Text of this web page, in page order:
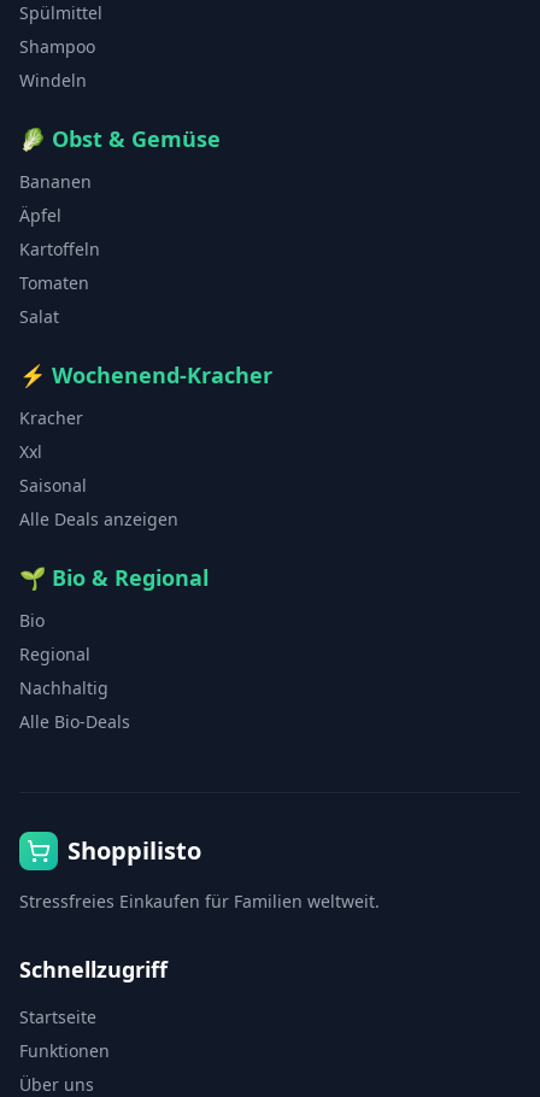
Spülmittel
Shampoo
Windeln
🥬 Obst & Gemüse
Bananen
Äpfel
Kartoffeln
Tomaten
Salat
⚡ Wochenend-Kracher
Kracher
Xxl
Saisonal
Alle Deals anzeigen
🌱 Bio & Regional
Bio
Regional
Nachhaltig
Alle Bio-Deals
Shoppilisto
Stressfreies Einkaufen für Familien weltweit.
Schnellzugriff
Startseite
Funktionen
Über uns